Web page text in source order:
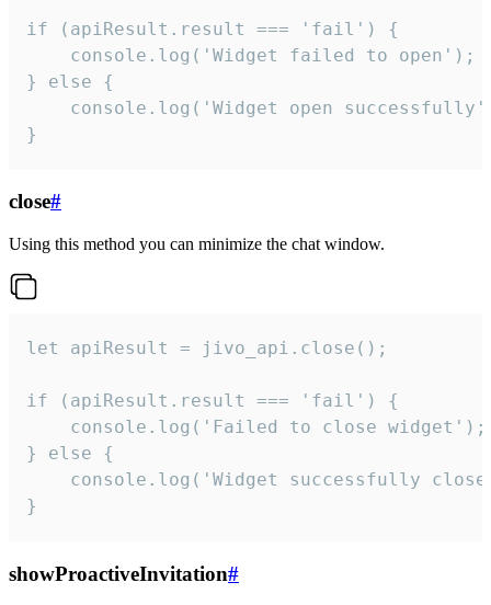
if (apiResult.result === 'fail') {
    console.log('Widget failed to open');
} else {
console.log('Widget open
}
close#
Using this method you can minimize the chat window.
let apiResult = jivo_api.close();
if (apiResult.result === 'fail') {
    console.log('Failed to close widget');
} else {
console.log('Widget successfully
}
showProactiveInvitation#